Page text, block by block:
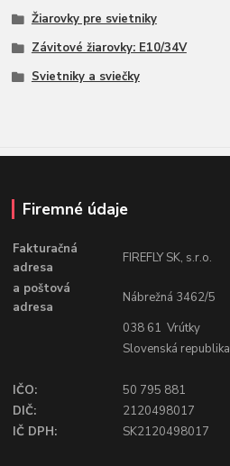
Žiarovky pre svietniky
Závitové žiarovky: E10/34V
Svietniky a sviečky
Firemné údaje
Fakturačná
adresa
FIREFLY SK, s.r.o.
a poštová
adresa
Nábrežná 3462/5
038 61 Vrútky
Slovenská republika
IČO:
50 795 881
DIČ:
2120498017
IČ DPH:
SK2120498017